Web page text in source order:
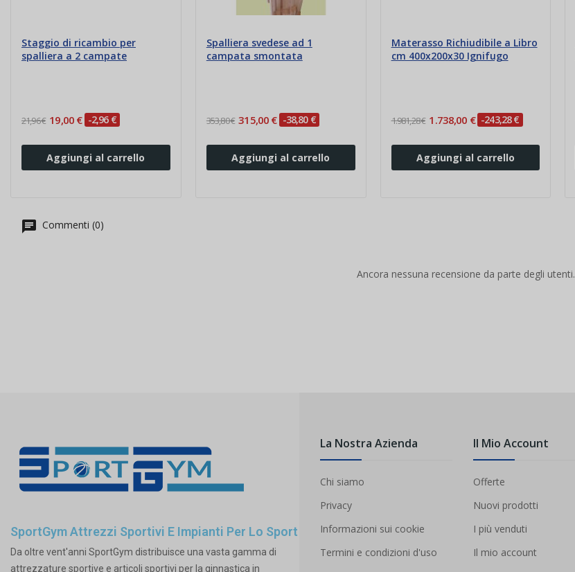
Staggio di ricambio per
spalliera a 2 campate
21,96 € 19,00 € -2,96 €
Aggiungi al carrello
Spalliera svedese ad 1
campata smontata
353,80 € 315,00 € -38,80 €
Aggiungi al carrello
Materasso Richiudibile a Libro
cm 400x200x30 Ignifugo
1.981,28 € 1.738,00 € -243,28 €
Aggiungi al carrello
Commenti (0)
Ancora nessuna recensione da parte degli utenti.
SportGym Attrezzi Sportivi E Impianti Per Lo Sport
Da oltre vent'anni SportGym distribuisce una vasta gamma di
attrezzature sportive e articoli sportivi per la ginnastica in
La Nostra Azienda
Chi siamo
Privacy
Informazioni sui cookie
Termini e condizioni d'uso
Il Mio Account
Offerte
Nuovi prodotti
I più venduti
Il mio account